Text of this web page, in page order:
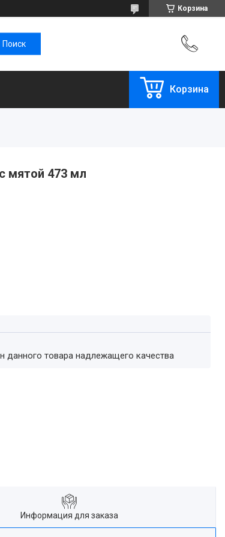
Корзина
Корзина
мятой 473 мл
данного товара надлежащего качества
Информация для заказа